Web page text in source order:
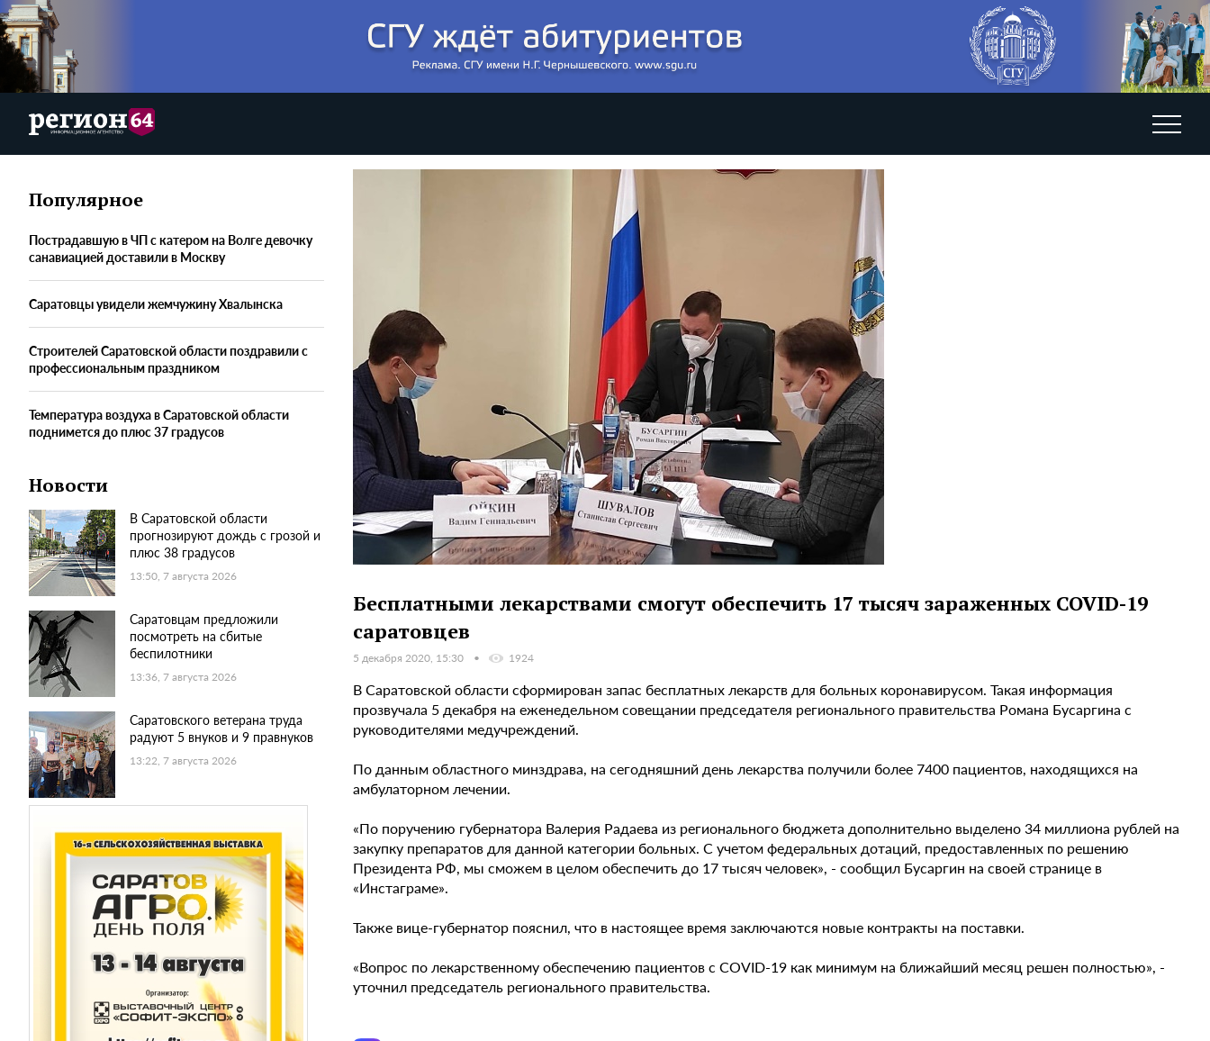
Популярное
Пострадавшую в ЧП с катером на Волге девочку
санавиацией доставили в Москву
Саратовцы увидели жемчужину Хвалынска
Строителей Саратовской области поздравили с
профессиональным праздником
Температура воздуха в Саратовской области
поднимется до плюс 37 градусов
Новости
В Саратовской области
прогнозируют дождь с грозой и
плюс 38 градусов
13:50, 7 августа 2026
Саратовцам предложили
посмотреть на сбитые
беспилотники
13:36, 7 августа 2026
Саратовского ветерана труда
радуют 5 внуков и 9 правнуков
13:22, 7 августа 2026
Бесплатными лекарствами смогут обеспечить 17 тысяч зараженных COVID-19
саратовцев
5 декабря 2020, 15:30 1924
В Саратовской области сформирован запас бесплатных лекарств для больных коронавирусом. Такая информация
прозвучала 5 декабря на еженедельном совещании председателя регионального правительства Романа Бусаргина с
руководителями медучреждений.
По данным областного минздрава, на сегодняшний день лекарства получили более 7400 пациентов, находящихся на
амбулаторном лечении.
«По поручению губернатора Валерия Радаева из регионального бюджета дополнительно выделено 34 миллиона рублей на
закупку препаратов для данной категории больных. С учетом федеральных дотаций, предоставленных по решению
Президента РФ, мы сможем в целом обеспечить до 17 тысяч человек», - сообщил Бусаргин на своей странице в
«Инстаграме».
Также вице-губернатор пояснил, что в настоящее время заключаются новые контракты на поставки.
«Вопрос по лекарственному обеспечению пациентов с COVID-19 как минимум на ближайший месяц решен полностью», -
уточнил председатель регионального правительства.